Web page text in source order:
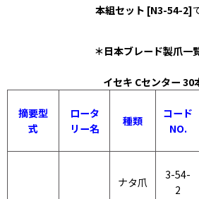
本組セット [N3-54-2]
＊日本ブレード製爪一
イセキ Cセンター 30
摘要型
式
ロータ
リー名
種類
コード
NO.
ナタ爪
3-54-
2